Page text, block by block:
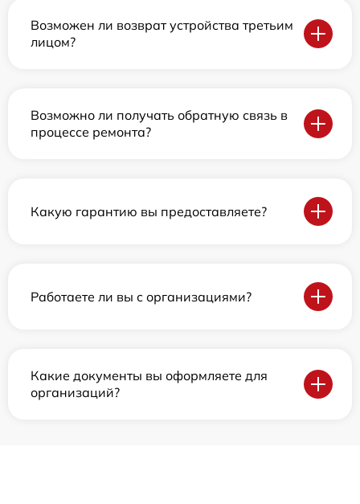
Возможен ли возврат устройства третьим
лицом?
Возможно ли получать обратную связь в
процессе ремонта?
Какую гарантию вы предоставляете?
Работаете ли вы с организациями?
Какие документы вы оформляете для
организаций?